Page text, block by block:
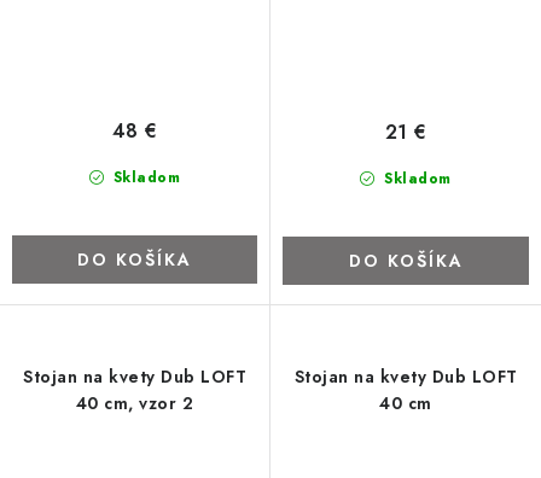
Skladom
48 €
DO KOŠÍKA
Skladom
21 €
DO KOŠÍKA
Stojan na kvety Dub LOFT
40 cm, vzor 2
Stojan na kvety Dub LOFT
40 cm